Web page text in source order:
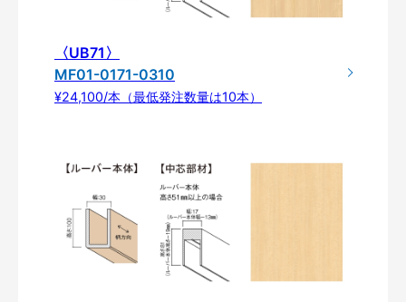
〈UB71〉
MF01-0171-0310
¥24,100/本（最低発注数量は10本）